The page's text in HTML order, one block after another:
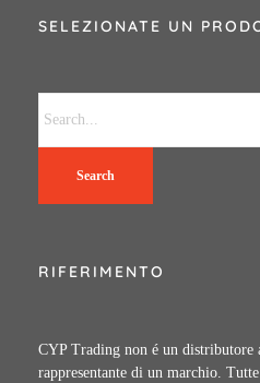
SELEZIONATE UN
Search
RIFERIMENTO
CYP Trading non é un distributore
rappresentante di un marchio.